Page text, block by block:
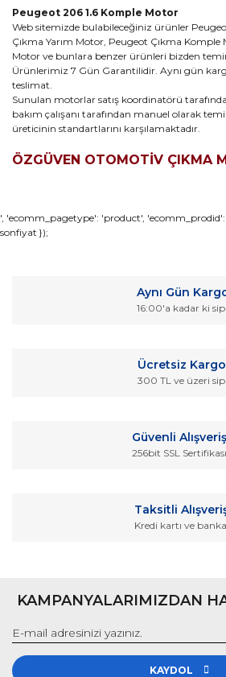
Peugeot 206 1.6 Komple Motor
Web sitemizde bulabileceğiniz ürünler
Çıkma Yarım Motor, Peugeot Çıkma Komple
Motor ve bunlara benzer ürünleri bizden
Ürünlerimiz 7 Gün Garantilidir. Aynı gün
teslimat.
Sunulan motorlar satış koordinatörü
bakım çalışanı tarafından manuel olarak
üreticinin standartlarını karşılamaktadır.
ÖZGÜVEN OTOMOTİV ÇIKMA
Yorum Yaz
Bu ürünün fiyat bilgisi, resim, ürün
konularda yetersiz gördüğünüz
Ürün resmi kalitesiz, bozuk veya
Ürün fiyatı diğer sitelerden daha pahalı.
', 'ecomm_pagetype': 'product',
sonfiyat });
Aynı Gün
16:00'a kadar ki
Ücretsiz Kargo
300 TL ve üzeri
Güvenli Alışveriş
256bit SSL
Taksitli
Kredi kartı ve
KAMPANYALARIMIZDAN
KAYDOL